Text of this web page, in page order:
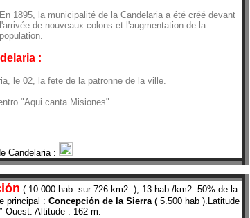
En 1895, la municipalité de la Candelaria a été créé devant
l'arrivée de nouveaux colons et l'augmentation de la
population.
:
le 02, la fete de la patronne de la ville.
"Aqui canta Misiones".
Candelaria :
( 10.000 hab. sur 726 km2. ), 13 hab./km2. 50% de la
principal : Concepción de la Sierra( 5.500 hab ).Latitude
Ouest. Altitude : 162 m.